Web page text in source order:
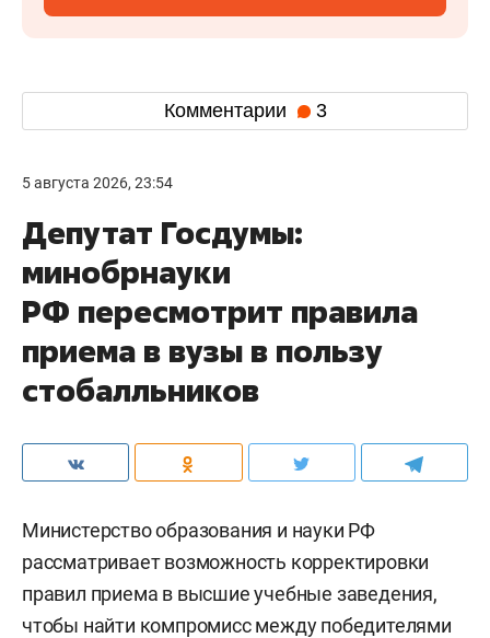
Комментарии 3
5 августа 2026, 23:54
Депутат Госдумы:
минобрнауки
РФ пересмотрит правила
приема в вузы в пользу
стобалльников
Министерство образования и науки РФ
рассматривает возможность корректировки
правил приема в высшие учебные заведения,
чтобы найти компромисс между победителями